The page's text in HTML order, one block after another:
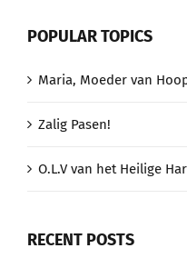
POPULAR TOPICS
Maria, Moeder van
Zalig Pasen!
O.L.V van het Heilige
RECENT POSTS